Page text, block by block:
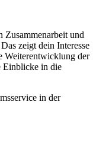
Zusammenarbeit und
zeigt dein Interesse
Weiterentwicklung der
Einblicke in die
in der